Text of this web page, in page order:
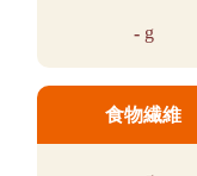
-g
食物繊維